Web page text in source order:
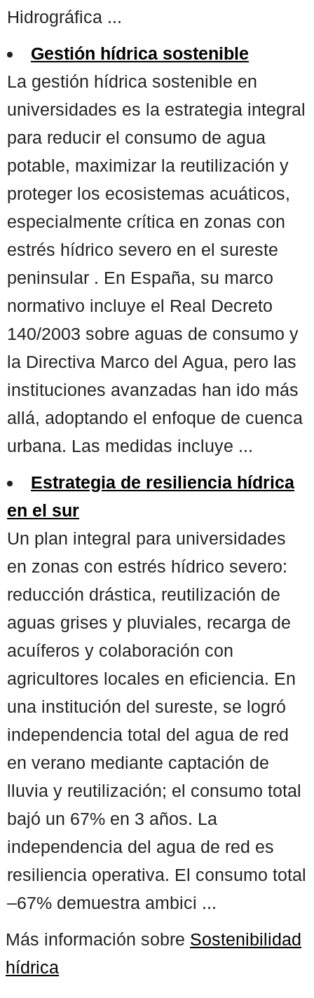
Hidrográfica ...
Gestión hídrica sostenible
La gestión hídrica sostenible en
universidades es la estrategia integral
para reducir el consumo de agua
potable, maximizar la reutilización y
proteger los ecosistemas acuáticos,
especialmente crítica en zonas con
estrés hídrico severo en el sureste
peninsular . En España, su marco
normativo incluye el Real Decreto
140/2003 sobre aguas de consumo y
la Directiva Marco del Agua, pero las
instituciones avanzadas han ido más
allá, adoptando el enfoque de cuenca
urbana. Las medidas incluye ...
Estrategia de resiliencia hídrica
en el sur
Un plan integral para universidades
en zonas con estrés hídrico severo:
reducción drástica, reutilización de
aguas grises y pluviales, recarga de
acuíferos y colaboración con
agricultores locales en eficiencia. En
una institución del sureste, se logró
independencia total del agua de red
en verano mediante captación de
lluvia y reutilización; el consumo total
bajó un 67% en 3 años. La
independencia del agua de red es
resiliencia operativa. El consumo total
–67% demuestra ambici ...
Más información sobre Sostenibilidad
hídrica